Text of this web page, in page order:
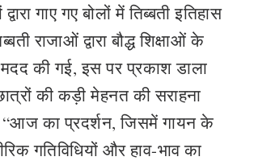
गाए गए बोलों में तिब्बती इतिहास
राजाओं द्वारा बौद्ध शिक्षाओं के
की गई, इस पर प्रकाश डाला
की कड़ी मेहनत की सराहना
का प्रदर्शन, जिसमें गायन के
गतिविधियों और हाव-भाव का